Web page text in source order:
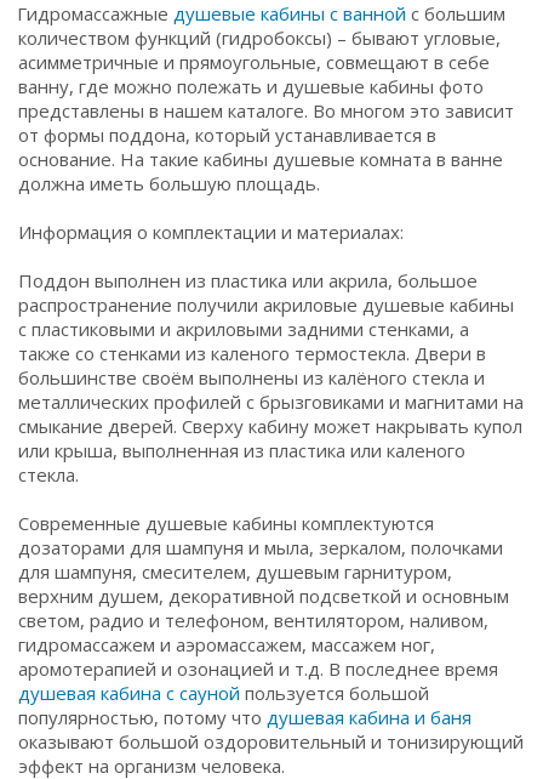
Гидромассажные душевые кабины с ванной с большим
количеством функций (гидробоксы) – бывают угловые,
асимметричные и прямоугольные, совмещают в себе
ванну, где можно полежать и душевые кабины фото
представлены в нашем каталоге. Во многом это зависит
от формы поддона, который устанавливается в
основание. На такие кабины душевые комната в ванне
должна иметь большую площадь.
Информация о комплектации и материалах:
Поддон выполнен из пластика или акрила, большое
распространение получили акриловые душевые кабины
с пластиковыми и акриловыми задними стенками, а
также со стенками из каленого термостекла. Двери в
большинстве своём выполнены из калёного стекла и
металлических профилей с брызговиками и магнитами на
смыкание дверей. Сверху кабину может накрывать купол
или крыша, выполненная из пластика или каленого
стекла.
Современные душевые кабины комплектуются
дозаторами для шампуня и мыла, зеркалом, полочками
для шампуня, смесителем, душевым гарнитуром,
верхним душем, декоративной подсветкой и основным
светом, радио и телефоном, вентилятором, наливом,
гидромассажем и аэромассажем, массажем ног,
аромотерапией и озонацией и т.д. В последнее время
душевая кабина с сауной пользуется большой
популярностью, потому что душевая кабина и баня
оказывают большой оздоровительный и тонизирующий
эффект на организм человека.